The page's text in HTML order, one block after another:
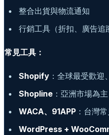
整合出貨與物流通知
行銷工具（折扣、廣告追
常見工具：
Shopify：全球最受歡迎
Shopline：亞洲市場為
WACA、91APP：台灣
WordPress +